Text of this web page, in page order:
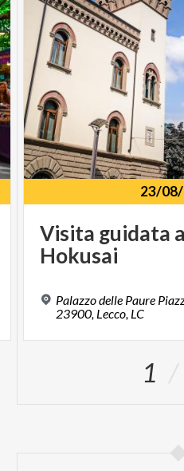
23/
Visita guidata
Hokusai
Palazzo delle Paure
23900, Lecco, LC
1